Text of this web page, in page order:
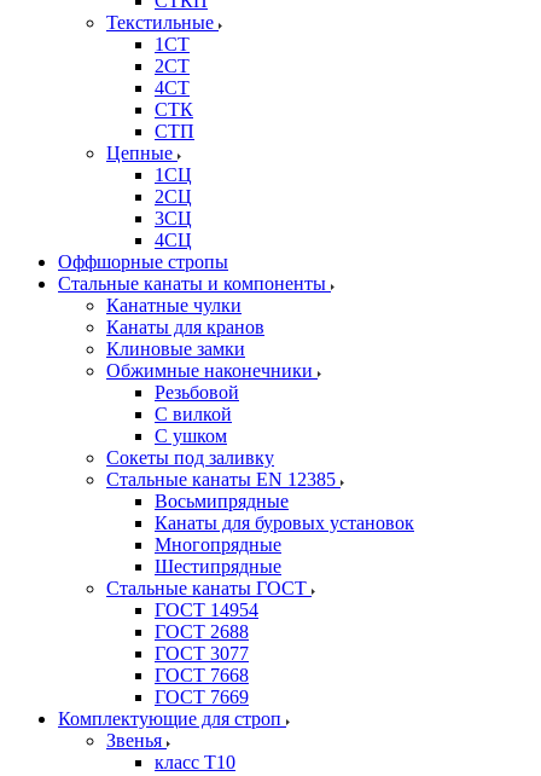
Текстильные
1СТ
2СТ
4СТ
СТК
СТП
Цепные
1СЦ
2СЦ
3СЦ
4СЦ
Оффшорные стропы
Стальные канаты и компоненты
Канатные чулки
Канаты для кранов
Клиновые замки
Обжимные наконечники
Резьбовой
С вилкой
С ушком
Сокеты под заливку
Стальные канаты EN 12385
Восьмипрядные
Канаты для буровых установок
Многопрядные
Шестипрядные
Стальные канаты ГОСТ
ГОСТ 14954
ГОСТ 2688
ГОСТ 3077
ГОСТ 7668
ГОСТ 7669
Комплектующие для строп
Звенья
класс Т10